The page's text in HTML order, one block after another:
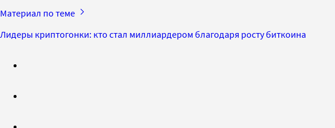
Материал по теме
Лидеры криптогонки: кто стал миллиардером благодаря росту биткоина